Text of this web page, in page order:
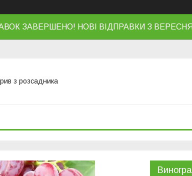
ЗАВЕРШЕНО! НОВІ ВІДПРАВКИ З
з розсадника